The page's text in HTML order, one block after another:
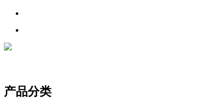
产品分类